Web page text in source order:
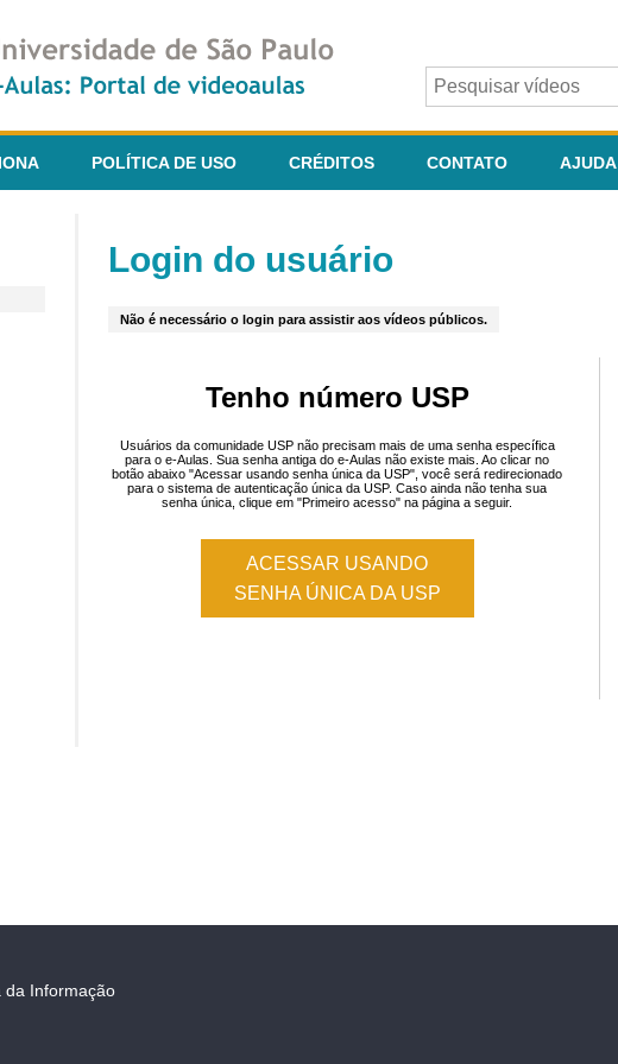
POLÍTICA DE USO CRÉDITOS CONTATO AJUDA
Login do usuário
Não é necessário o login para assistir aos vídeos públicos.
Tenho número USP
Usuários da comunidade USP não precisam mais de uma senha específica
para o e-Aulas. Sua senha antiga do e-Aulas não existe mais. Ao clicar no
botão abaixo "Acessar usando senha única da USP", você será redirecionado
para o sistema de autenticação única da USP. Caso ainda não tenha sua
senha única, clique em "Primeiro acesso" na página a seguir.
ACESSAR USANDO
SENHA ÚNICA DA USP
da Informação